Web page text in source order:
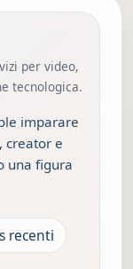
per video,
tecnologica.
imparare
creator e
una figura
recenti